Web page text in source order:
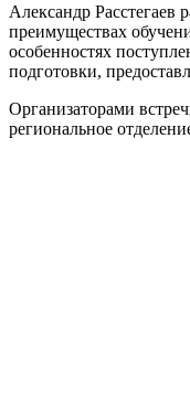
Александр Расстегаев
преимуществах
особенностях
подготовки,
Организаторами
региональное